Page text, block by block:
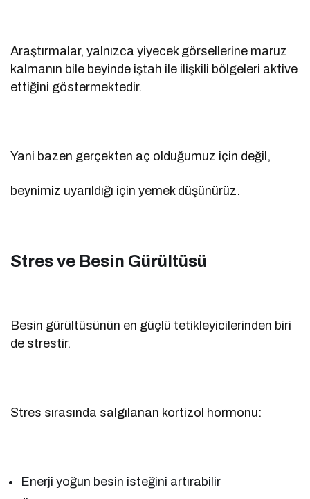
Araştırmalar, yalnızca yiyecek görsellerine maruz
kalmanın bile beyinde iştah ile ilişkili bölgeleri aktive
ettiğini göstermektedir.
Yani bazen gerçekten aç olduğumuz için değil,
beynimiz uyarıldığı için yemek düşünürüz.
Stres ve Besin Gürültüsü
Besin gürültüsünün en güçlü tetikleyicilerinden biri
de strestir.
Stres sırasında salgılanan kortizol hormonu:
Enerji yoğun besin isteğini artırabilir